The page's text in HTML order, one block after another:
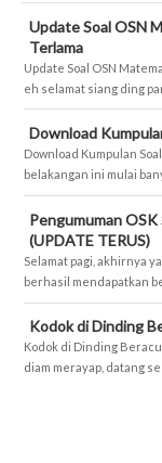
Update Soal OSN
Terlama
Update Soal OSN
eh selamat siang ding
Download
Download Kumpulan
belakangan ini mulai
Pengumuman
(UPDATE TERUS)
Selamat pagi, akhirnya
berhasil mendapatkan
Kodok di Dinding
Kodok di Dinding
diam merayap, datang